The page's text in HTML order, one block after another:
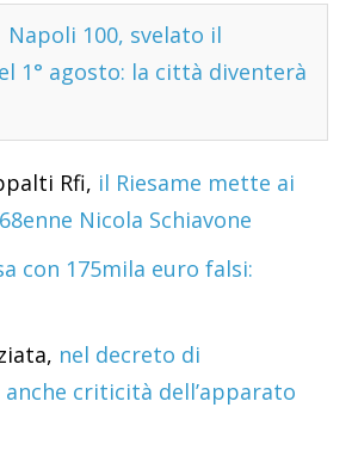
Napoli 100, svelato il
1° agosto: la città diventerà
Rfi, il Riesame mette ai
Nicola Schiavone
con 175mila euro falsi:
nel decreto di
criticità dell’apparato